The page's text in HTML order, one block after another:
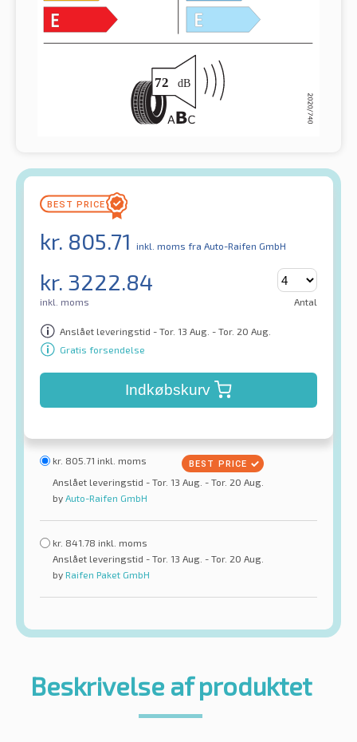
kr. 805.71 inkl. moms fra Auto-Raifen GmbH
kr. 3222.84
inkl. moms Antal
Anslået leveringstid - Tor. 13 Aug. - Tor. 20 Aug.
Gratis forsendelse
Indkøbskurv
kr. 805.71 inkl. moms
Anslået leveringstid - Tor. 13 Aug. - Tor. 20 Aug.
by Auto-Raifen GmbH
kr. 841.78 inkl. moms
Anslået leveringstid - Tor. 13 Aug. - Tor. 20 Aug.
by Raifen Paket GmbH
Beskrivelse af produktet